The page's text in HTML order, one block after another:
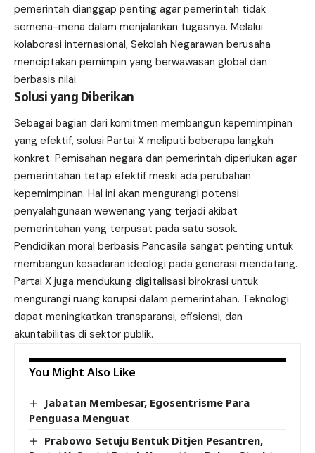
pemerintah dianggap penting agar pemerintah tidak
semena-mena dalam menjalankan tugasnya. Melalui
kolaborasi internasional, Sekolah Negarawan berusaha
menciptakan pemimpin yang berwawasan global dan
berbasis nilai.
Solusi yang Diberikan
Sebagai bagian dari komitmen membangun kepemimpinan
yang efektif, solusi Partai X meliputi beberapa langkah
konkret. Pemisahan negara dan pemerintah diperlukan agar
pemerintahan tetap efektif meski ada perubahan
kepemimpinan. Hal ini akan mengurangi potensi
penyalahgunaan wewenang yang terjadi akibat
pemerintahan yang terpusat pada satu sosok.
Pendidikan moral berbasis Pancasila sangat penting untuk
membangun kesadaran ideologi pada generasi mendatang.
Partai X juga mendukung digitalisasi birokrasi untuk
mengurangi ruang korupsi dalam pemerintahan. Teknologi
dapat meningkatkan transparansi, efisiensi, dan
akuntabilitas di sektor publik.
You Might Also Like
Jabatan Membesar, Egosentrisme Para
Penguasa Menguat
Prabowo Setuju Bentuk Ditjen Pesantren,